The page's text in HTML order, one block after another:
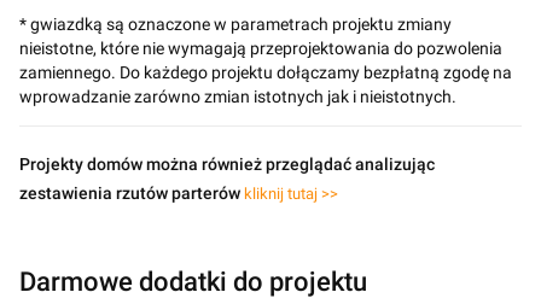
* gwiazdką są oznaczone w parametrach projektu zmiany
nieistotne, które nie wymagają przeprojektowania do pozwolenia
zamiennego. Do każdego projektu dołączamy bezpłatną zgodę na
wprowadzanie zarówno zmian istotnych jak i nieistotnych.
Projekty domów można również przeglądać analizując
zestawienia rzutów parterów kliknij tutaj >>
Darmowe dodatki do projektu